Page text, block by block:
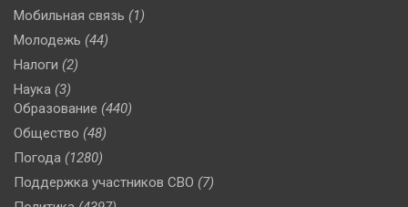
Мобильная связь (1)
Молодежь (44)
Налоги (2)
Наука (3)
Образование (440)
Общество (48)
Погода (1280)
Поддержка участников СВО (7)